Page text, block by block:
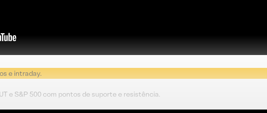
e intraday.
e S&P 500 com pontos de suporte e resistência.